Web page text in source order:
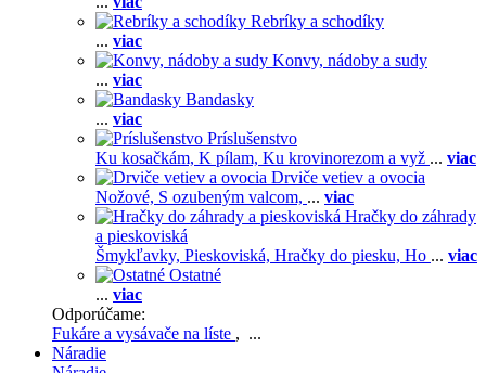
Rebríky a schodíky
... viac
Konvy, nádoby a sudy
... viac
Bandasky
... viac
Príslušenstvo
Ku kosačkám, K pílam, Ku krovinorezom a vyž ... viac
Drviče vetiev a ovocia
Nožové, S ozubeným valcom, ... viac
Hračky do záhrady
a pieskoviská
Šmykľavky, Pieskoviská, Hračky do piesku, Ho ... viac
Ostatné
... viac
Odporúčame:
Fukáre a vysávače na líste , ...
Náradie